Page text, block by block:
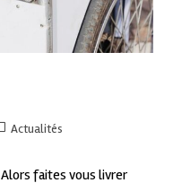
Actualités
faites vous livrer